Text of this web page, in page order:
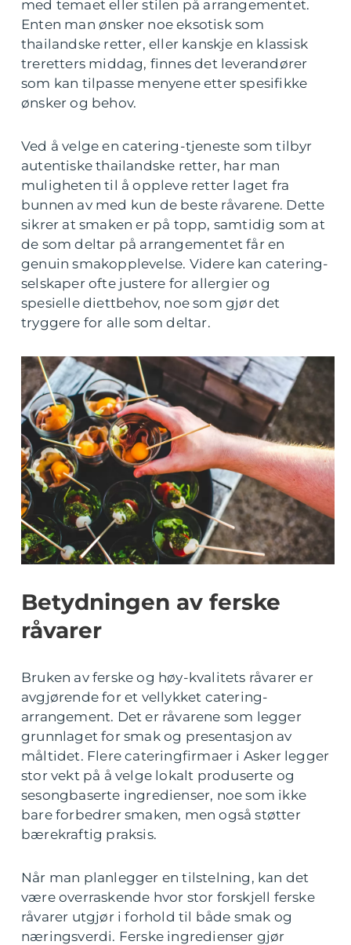
med temaet eller stilen på arrangementet.
Enten man ønsker noe eksotisk som
thailandske retter, eller kanskje en klassisk
treretters middag, finnes det leverandører
som kan tilpasse menyene etter spesifikke
ønsker og behov.
Ved å velge en catering-tjeneste som tilbyr
autentiske thailandske retter, har man
muligheten til å oppleve retter laget fra
bunnen av med kun de beste råvarene. Dette
sikrer at smaken er på topp, samtidig som at
de som deltar på arrangementet får en
genuin smakopplevelse. Videre kan catering-
selskaper ofte justere for allergier og
spesielle diettbehov, noe som gjør det
tryggere for alle som deltar.
Betydningen av ferske
råvarer
Bruken av ferske og høy-kvalitets råvarer er
avgjørende for et vellykket catering-
arrangement. Det er råvarene som legger
grunnlaget for smak og presentasjon av
måltidet. Flere cateringfirmaer i Asker legger
stor vekt på å velge lokalt produserte og
sesongbaserte ingredienser, noe som ikke
bare forbedrer smaken, men også støtter
bærekraftig praksis.
Når man planlegger en tilstelning, kan det
være overraskende hvor stor forskjell ferske
råvarer utgjør i forhold til både smak og
næringsverdi. Ferske ingredienser gjør